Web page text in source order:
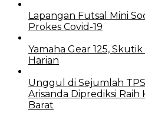
Lapangan Futsal Mini
Prokes Covid-19
Yamaha Gear 125,
Harian
Unggul di Sejumlah
Arisanda Diprediksi
Barat